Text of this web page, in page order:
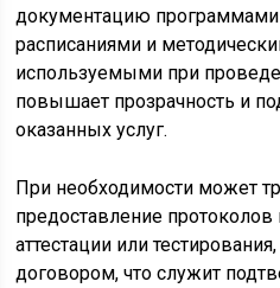
документацию программами
расписаниями и
используемыми при
повышает прозрачность и
оказанных услуг.
При необходимости может
предоставление
аттестации или
договором, что служит